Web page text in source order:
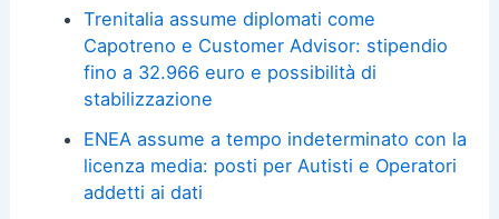
Trenitalia assume diplomati come
Capotreno e Customer Advisor: stipendio
fino a 32.966 euro e possibilità di
stabilizzazione
ENEA assume a tempo indeterminato con la
licenza media: posti per Autisti e Operatori
addetti ai dati